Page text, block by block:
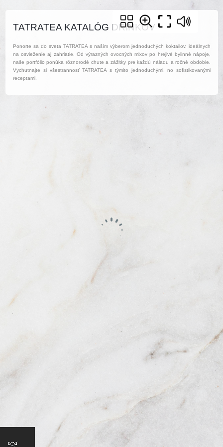
TATRATEA KATALÓG DRINKOV
Ponorte sa do sveta TATRATEA s naším výberom jednoduchých koktailov, ideálnych
na osvieženie aj zahriatie. Od výrazných ovocných mixov po hrejivé bylinné nápoje,
naše portfólio ponúka rôznorodé chute a zážitky pre každú náladu a ročné obdobie.
Vychutnajte si všestrannosť TATRATEA s týmito jednoduchými, no sofistikovanými
receptami.